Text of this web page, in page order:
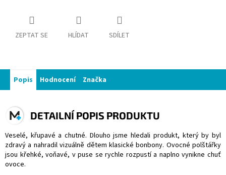
ZEPTAT SE HLÍDAT SDÍLET
Popis Hodnocení Značka
DETAILNÍ POPIS PRODUKTU
Veselé, křupavé a chutné. Dlouho jsme hledali produkt, který by byl
zdravý a nahradil vizuálně dětem klasické bonbony. Ovocné polštářky
jsou křehké, voňavé, v puse se rychle rozpustí a naplno vynikne chuť
ovoce.